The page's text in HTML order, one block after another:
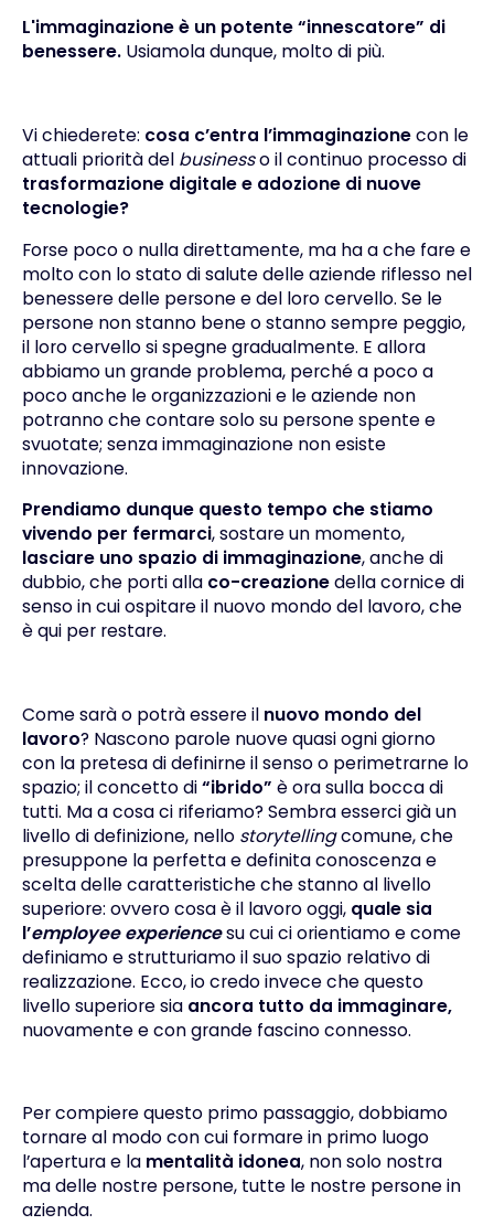
L'immaginazione è un potente “innescatore” di
benessere. Usiamola dunque, molto di più.
Vi chiederete: cosa c’entra l’immaginazionecon le
attuali priorità del businesso il continuo processo di
trasformazione digitale e adozione di nuove
tecnologie?
Forse poco o nulla direttamente, ma ha a che fare e
molto con lo stato di salute delle aziende riflesso nel
benessere delle persone e del loro cervello. Se le
persone non stanno bene o stanno sempre peggio,
il loro cervello si spegne gradualmente. E allora
abbiamo un grande problema, perché a poco a
poco anche le organizzazioni e le aziende non
potranno che contare solo su persone spente e
svuotate; senza immaginazione non esiste
innovazione.
Prendiamo dunque questo tempo che stiamo
vivendo per fermarci, sostare un momento,
lasciare uno spazio di immaginazione, anche di
dubbio, che porti alla co-creazionedella cornice di
senso in cui ospitare il nuovo mondo del lavoro, che
è qui per restare.
Come sarà o potrà essere ilnuovo mondo del
lavoro? Nascono parole nuove quasi ogni giorno
con la pretesa di definirne il senso o perimetrarne lo
spazio; il concetto di“ibrido” è ora sulla bocca di
tutti. Ma a cosa ci riferiamo? Sembra esserci già un
livello di definizione, nello storytellingcomune, che
presuppone la perfetta e definita conoscenza e
scelta delle caratteristiche che stanno al livello
superiore: ovvero cosa è il lavoro oggi, quale sia
l’employee experiencesu cui ci orientiamo e come
definiamo e strutturiamo il suo spazio relativo di
realizzazione. Ecco, io credo invece che questo
livello superiore sia ancora tutto da immaginare,
nuovamente e con grande fascino connesso.
Per compiere questo primo passaggio, dobbiamo
tornare al modo con cui formare in primo luogo
l’apertura e la mentalità idonea, non solo nostra
ma delle nostre persone, tutte le nostre persone in
azienda.